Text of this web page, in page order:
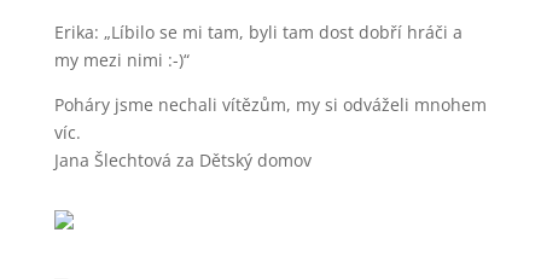
Erika: „Líbilo se mi tam, byli tam dost dobří hráči a
my mezi nimi :-)“
Poháry jsme nechali vítězům, my si odváželi mnohem
víc.
Jana Šlechtová za Dětský domov